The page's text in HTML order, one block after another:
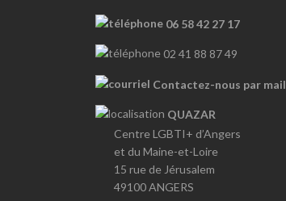
06 58 42 27 17
02 41 88 87 49
Contactez-nous par mail
QUAZAR
Centre LGBTI+ d’Angers
et du Maine-et-Loire
15 rue de Jérusalem
49100 ANGERS